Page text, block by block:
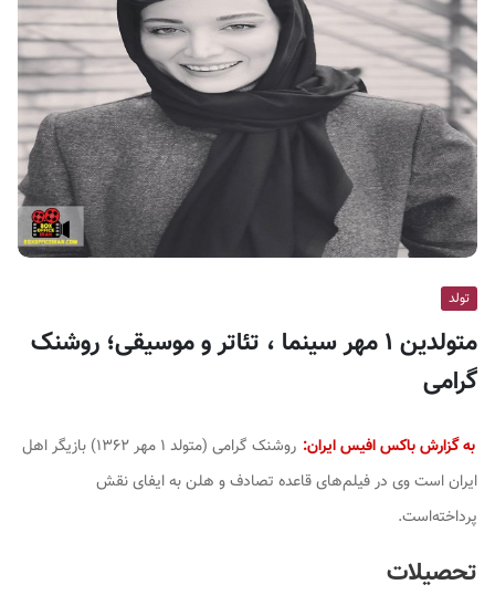
ی
س
ا
ی
ر
ا
ن
تولد
متولدین ۱ مهر سینما ، تئاتر و موسیقی؛ روشنک
گرامی
به گزارش باکس افیس ایران:
روشنک گرامی (متولد ۱ مهر ۱۳۶۲) بازیگر اهل
ایران است وی در فیلم‌های قاعده تصادف و هلن به ایفای نقش
پرداخته‌است.
تحصیلات